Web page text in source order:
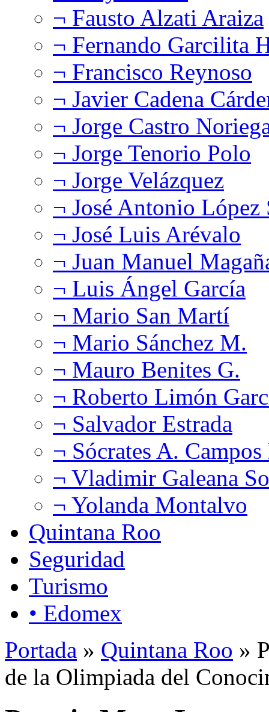
¬ Fausto Alzati Araiza
¬ Fernando Garcilita
¬ Francisco Reynoso
¬ Javier Cadena
¬ Jorge Castro
¬ Jorge Tenorio Polo
¬ Jorge Velázquez
¬ José Antonio López
¬ José Luis Arévalo
¬ Juan Manuel
¬ Luis Ángel García
¬ Mario San Martí
¬ Mario Sánchez M.
¬ Mauro Benites G.
¬ Roberto Limón
¬ Salvador Estrada
¬ Sócrates A.
¬ Vladimir Galeana
¬ Yolanda Montalvo
Quintana Roo
Seguridad
Turismo
• Edomex
Portada » Quintana Roo »
de la Olimpiada del